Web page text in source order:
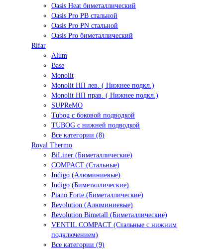
Oasis Heat биметаллический
Oasis Pro PB стальной
Oasis Pro PN стальной
Oasis Pro биметаллический
Rifar
Alum
Base
Monolit
Monolit НП лев. ( Нижнее подкл.)
Monolit НП прав. ( Нижнее подкл.)
SUPReMO
Tubog с боковой подводкой
TUBOG с нижней подводкой
Все категории (8)
Royal Thermo
BiLiner (Биметаллические)
COMPACT (Стальные)
Indigo (Алюминиевые)
Indigo (Биметаллические)
Piano Forte (Биметаллические)
Revolution (Алюминиевые)
Revolution Bimetall (Биметаллические)
VENTIL COMPACT (Стальные с нижним
подключением)
Все категории (9)